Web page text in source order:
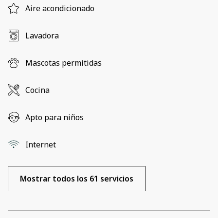
Aire acondicionado
Lavadora
Mascotas permitidas
Cocina
Apto para niños
Internet
Mostrar todos los 61 servicios